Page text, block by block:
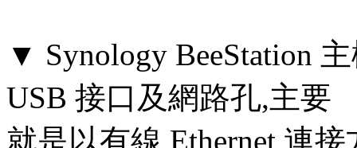
▼ Synology BeeStation
USB 接口及網路孔,主要
就是以有線 Ethernet 連